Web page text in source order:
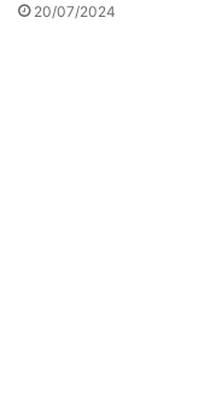
20/07/2024